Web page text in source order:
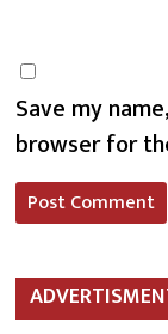
Save my
browser for